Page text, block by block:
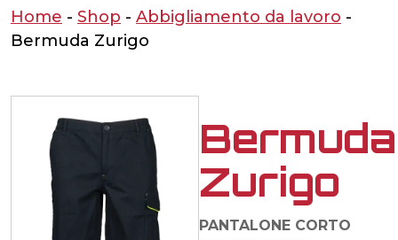
Home - Shop - Abbigliamento da lavoro -
Bermuda Zurigo
Bermuda
Zurigo
PANTALONE CORTO